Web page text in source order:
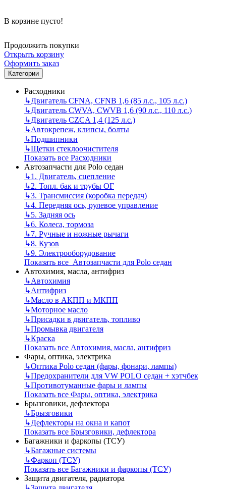
В корзине пусто!
Продолжить покупки
Открыть корзину
Оформить заказ
Категории
Расходники
↳Двигатель CFNA, CFNB 1,6 (85 л.с., 105 л.с.)
↳Двигатель CWVA, CWVB 1,6 (90 л.с., 110 л.с.)
↳Двигатель CZCA 1,4 (125 л.с.)
↳Автокрепеж, клипсы, болты
↳Подшипники
↳Щетки стеклоочистителя
Показать все Расходники
Автозапчасти для Polo седан
↳1. Двигатель, сцепление
↳2. Топл. бак и трубы ОГ
↳3. Трансмиссия (коробка передач)
↳4. Передняя ось, рулевое управление
↳5. Задняя ось
↳6. Колеса, тормоза
↳7. Ручные и ножные рычаги
↳8. Кузов
↳9. Электрооборудование
Показать все Автозапчасти для Polo седан
Автохимия, масла, антифриз
↳Автохимия
↳Антифриз
↳Масло в АКПП и МКПП
↳Моторное масло
↳Присадки в двигатель, топливо
↳Промывка двигателя
↳Краска
Показать все Автохимия, масла, антифриз
Фары, оптика, электрика
↳Оптика Polo седан (фары, фонари, лампы)
↳Предохранители для VW POLO седан + хэтчбек
↳Противотуманные фары и лампы
Показать все Фары, оптика, электрика
Брызговики, дефлектора
↳Брызговики
↳Дефлекторы на окна и капот
Показать все Брызговики, дефлектора
Багажники и фаркопы (ТСУ)
↳Багажные системы
↳Фаркоп (ТСУ)
Показать все Багажники и фаркопы (ТСУ)
Защита двигателя, радиатора